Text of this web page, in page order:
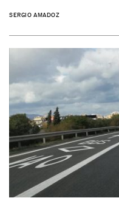
SERGIO AMADOZ